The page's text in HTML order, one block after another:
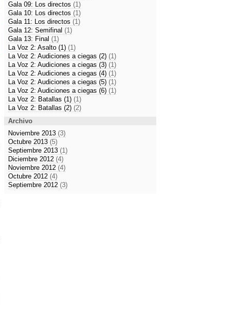
Gala 09: Los directos (1)
Gala 10: Los directos (1)
Gala 11: Los directos (1)
Gala 12: Semifinal (1)
Gala 13: Final (1)
La Voz 2: Asalto (1) (1)
La Voz 2: Audiciones a ciegas (2) (1)
La Voz 2: Audiciones a ciegas (3) (1)
La Voz 2: Audiciones a ciegas (4) (1)
La Voz 2: Audiciones a ciegas (5) (1)
La Voz 2: Audiciones a ciegas (6) (1)
La Voz 2: Batallas (1) (1)
La Voz 2: Batallas (2) (2)
Archivo
Noviembre 2013 (3)
Octubre 2013 (5)
Septiembre 2013 (1)
Diciembre 2012 (4)
Noviembre 2012 (4)
Octubre 2012 (4)
Septiembre 2012 (3)